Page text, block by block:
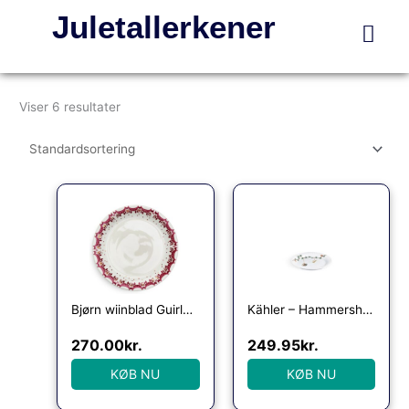
Juletallerkener
Viser 6 resultater
Bjørn wiinblad Guirlande juletallerken 28,5 cm.
270.00kr.
KØB NU
Kähler – Hammershøi Christmas Juletallerken 19cm
249.95kr.
KØB NU